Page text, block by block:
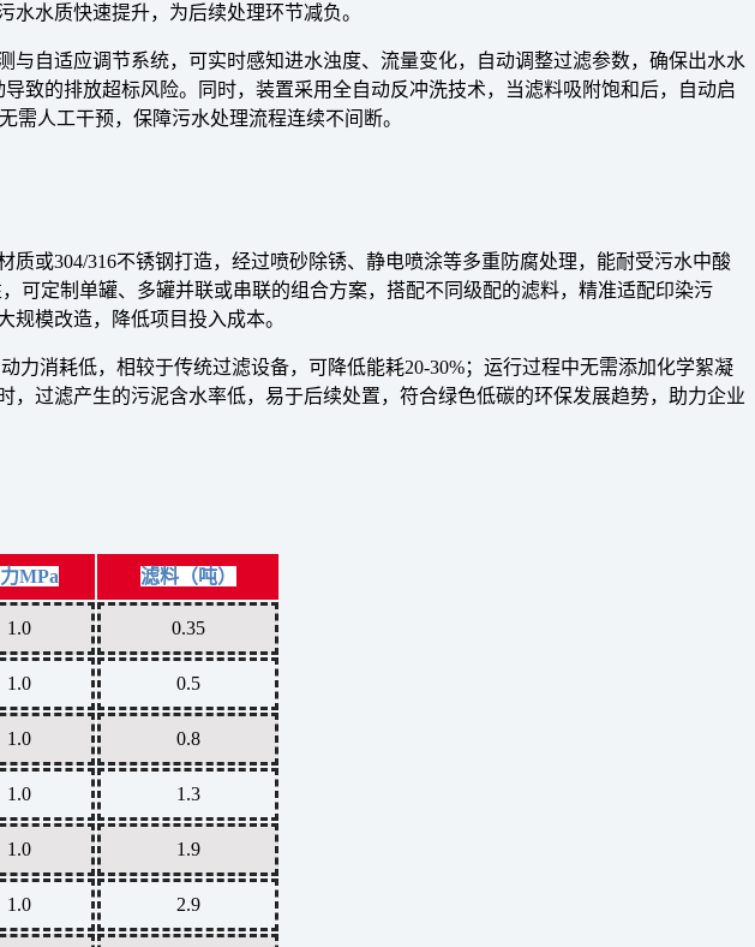
水质快速提升，为后续处理环节减负。
自适应调节系统，可实时感知进水浊度、流量变化，自动调整过滤参数，确保出水水
致的排放超标风险。同时，装置采用全自动反冲洗技术，当滤料吸附饱和后，自动启
人工干预，保障污水处理流程连续不间断。
或304/316不锈钢打造，经过喷砂除锈、静电喷涂等多重防腐处理，能耐受污水中酸
定制单罐、多罐并联或串联的组合方案，搭配不同级配的滤料，精准适配印染污
模改造，降低项目投入成本。
消耗低，相较于传统过滤设备，可降低能耗20-30%；运行过程中无需添加化学絮凝
过滤产生的污泥含水率低，易于后续处置，符合绿色低碳的环保发展趋势，助力企业
MPa 滤料（吨）
1.0 0.35
1.0 0.5
1.0 0.8
1.0 1.3
1.0 1.9
1.0 2.9